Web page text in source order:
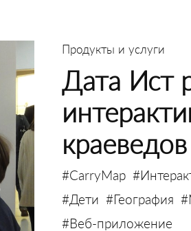
Продукты и услуги
Дата Ист
краеведов
#CarryMap
#Дети #География
#Веб-приложение